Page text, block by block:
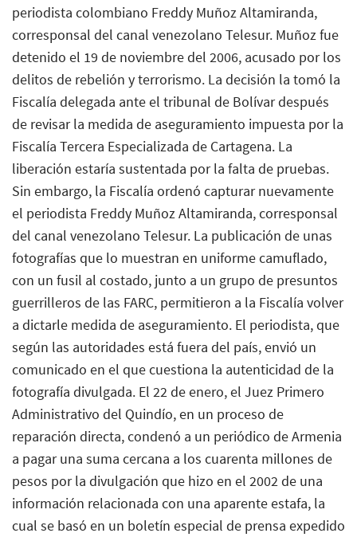
periodista colombiano Freddy Muñoz Altamiranda,
corresponsal del canal venezolano Telesur. Muñoz fue
detenido el 19 de noviembre del 2006, acusado por los
delitos de rebelión y terrorismo. La decisión la tomó la
Fiscalía delegada ante el tribunal de Bolívar después
de revisar la medida de aseguramiento impuesta por la
Fiscalía Tercera Especializada de Cartagena. La
liberación estaría sustentada por la falta de pruebas.
Sin embargo, la Fiscalía ordenó capturar nuevamente
el periodista Freddy Muñoz Altamiranda, corresponsal
del canal venezolano Telesur. La publicación de unas
fotografías que lo muestran en uniforme camuflado,
con un fusil al costado, junto a un grupo de presuntos
guerrilleros de las FARC, permitieron a la Fiscalía volver
a dictarle medida de aseguramiento. El periodista, que
según las autoridades está fuera del país, envió un
comunicado en el que cuestiona la autenticidad de la
fotografía divulgada. El 22 de enero, el Juez Primero
Administrativo del Quindío, en un proceso de
reparación directa, condenó a un periódico de Armenia
a pagar una suma cercana a los cuarenta millones de
pesos por la divulgación que hizo en el 2002 de una
información relacionada con una aparente estafa, la
cual se basó en un boletín especial de prensa expedido